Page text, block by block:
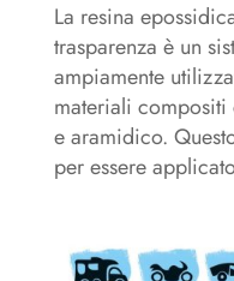
La resina
trasparenza è un
ampiamente
materiali
e aramidico.
per essere